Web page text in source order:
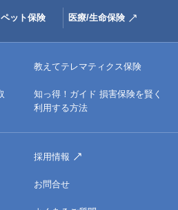
ペット保険 医療/生命保険
教えてテレマティクス保険
知っ得！ガイド 損害保険を賢く
利用する方法
採用情報
お問合せ